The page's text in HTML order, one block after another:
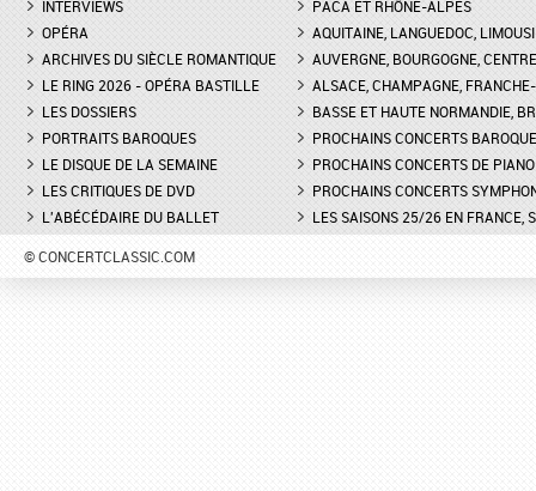
INTERVIEWS
OPÉRA
ARCHIVES DU SIÈCLE ROMANTIQUE
LE RING 2026 - OPÉRA BASTILLE
LES DOSSIERS
PORTRAITS BAROQUES
LE DISQUE DE LA SEMAINE
LES CRITIQUES DE DVD
L'ABÉCÉDAIRE DU BALLET
PACA ET RHÔNE-ALPES
AQUITAINE, LANGUEDOC,
AUVERGNE, BOURGOGNE, CENTRE
ALSACE, CHAMPAGNE,
BASSE ET HAUTE NORMANDIE,
PROCHAINS CONCERTS
PROCHAINS CONCERTS DE PIANO
PROCHAINS CONCERTS
LES SAISONS 25/26 EN FRANCE,
© CONCERTCLASSIC.COM